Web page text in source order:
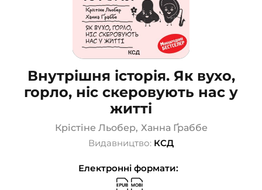
Внутрішня історія. Як вухо,
горло, ніс скеровують нас у
житті
Крістіне Льобер, Ханна Ґраббе
Видавництво: КСД
Електронні формати: